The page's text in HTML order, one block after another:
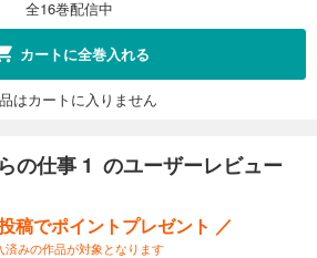
人 きららの仕事 12
表示する
全16巻配信中
カートに全巻入れる
はカートに入りません
の仕事 1 のユーザーレビュー
稿でポイントプレゼント ／
済みの作品が対象となります